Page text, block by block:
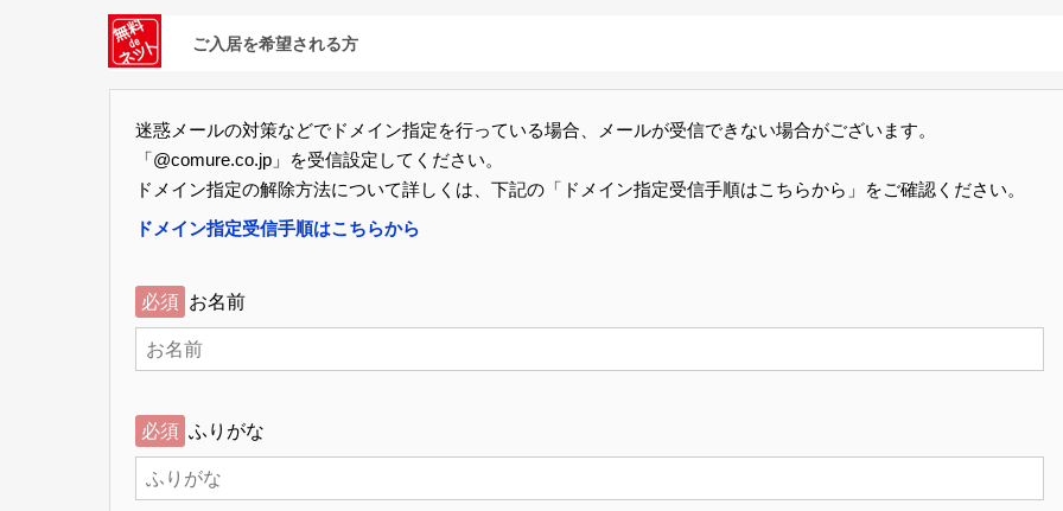
ご入居を希望される方
迷惑メールの対策などでドメイン指定を行っている場合、メールが受信できない場合がございます。
「@comure.co.jp」を受信設定してください。
ドメイン指定の解除方法について詳しくは、下記の「ドメイン指定受信手順はこちらから」をご確認ください。
ドメイン指定受信手順はこちらから
必須 お名前
必須 ふりがな